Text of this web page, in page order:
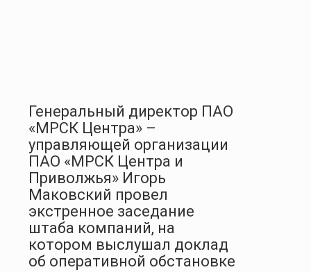
Генеральный директор ПАО
«МРСК Центра» –
управляющей организации
ПАО «МРСК Центра и
Приволжья» Игорь
Маковский провел
экстренное заседание
штаба компаний, на
котором выслушал доклад
об оперативной обстановке